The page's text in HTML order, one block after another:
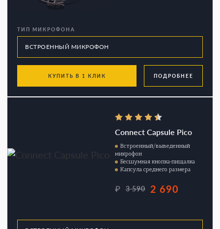
ТИП МИКРОФОНА
КУПИТЬ В 1 КЛИК ПОДРОБНЕЕ
Connect Capsule Pico
Встроенный/выведенный
микрофон
Бесшумная кнопка-пищалка
Капсула среднего размера
₽ 3 590 2 690